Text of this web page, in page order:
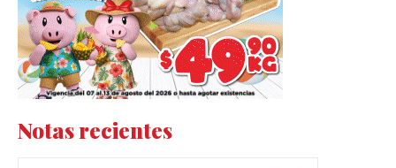
Notas recientes